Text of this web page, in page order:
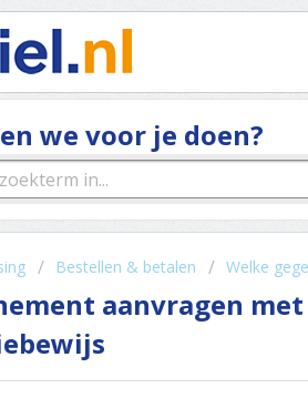
we voor je doen?
Bestellen & betalen Welke
aanvragen